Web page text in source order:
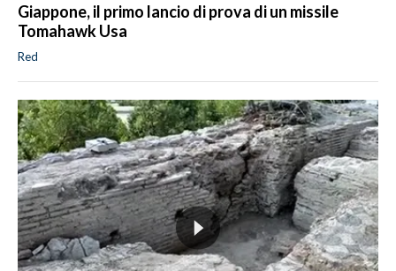
Giappone, il primo lancio di prova di un missile
Tomahawk Usa
Red